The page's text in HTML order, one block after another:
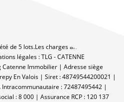
de 5 lots.Les charges annuelles sont
légales : TLG - CATENNE
Catenne Immobilier | Adresse siège
En Valois | Siret : 48749544200021 |
Intracommunautaire : 72487495442 |
: 8 000 | Assurance RCP : 120 137